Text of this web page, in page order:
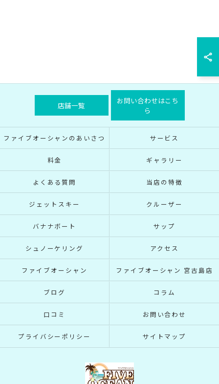
店舗一覧
お問い合わせはこち
ら
ファイブオーシャンのあいさつ サービス
料金 ギャラリー
よくある質問 当店の特徴
ジェットスキー クルーザー
バナナボート サップ
シュノーケリング アクセス
ファイブオーシャン ファイブオーシャン 宮古島店
ブログ コラム
口コミ お問い合わせ
プライバシーポリシー サイトマップ